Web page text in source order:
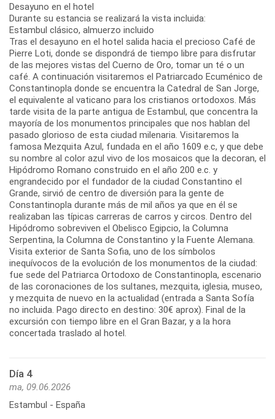
Desayuno en el hotel
Durante su estancia se realizará la vista incluida:
Estambul clásico, almuerzo incluido
Tras el desayuno en el hotel salida hacia el precioso Café de
Pierre Loti, donde se dispondrá de tiempo libre para disfrutar
de las mejores vistas del Cuerno de Oro, tomar un té o un
café. A continuación visitaremos el Patriarcado Ecuménico de
Constantinopla donde se encuentra la Catedral de San Jorge,
el equivalente al vaticano para los cristianos ortodoxos. Más
tarde visita de la parte antigua de Estambul, que concentra la
mayoría de los monumentos principales que nos hablan del
pasado glorioso de esta ciudad milenaria. Visitaremos la
famosa Mezquita Azul, fundada en el año 1609 e.c, y que debe
su nombre al color azul vivo de los mosaicos que la decoran, el
Hipódromo Romano construido en el año 200 e.c. y
engrandecido por el fundador de la ciudad Constantino el
Grande, sirvió de centro de diversión para la gente de
Constantinopla durante más de mil años ya que en él se
realizaban las típicas carreras de carros y circos. Dentro del
Hipódromo sobreviven el Obelisco Egipcio, la Columna
Serpentina, la Columna de Constantino y la Fuente Alemana.
Visita exterior de Santa Sofia, uno de los símbolos
inequívocos de la evolución de los monumentos de la ciudad:
fue sede del Patriarca Ortodoxo de Constantinopla, escenario
de las coronaciones de los sultanes, mezquita, iglesia, museo,
y mezquita de nuevo en la actualidad (entrada a Santa Sofía
no incluida. Pago directo en destino: 30€ aprox). Final de la
excursión con tiempo libre en el Gran Bazar, y a la hora
concertada traslado al hotel.
Día 4
ma, 09.06.2026
Estambul - España